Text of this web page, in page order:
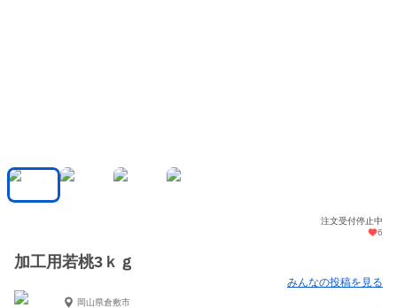
注文受付停止中
6
加工用若桃3ｋｇ
みんなの投稿を見る
岡山県倉敷市